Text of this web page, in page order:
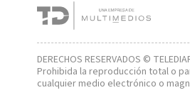
DERECHOS RESERVADOS ©
Prohibida la reproducción total o
cualquier medio electrónico o